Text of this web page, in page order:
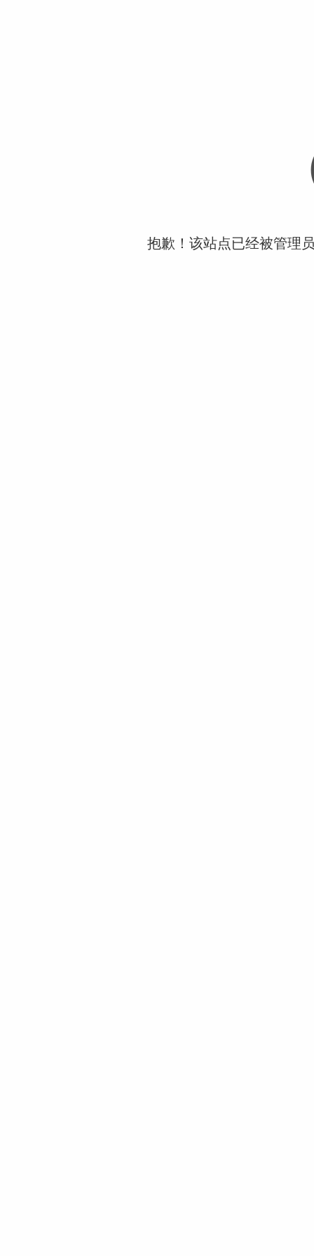
抱歉！该站点已经被管理